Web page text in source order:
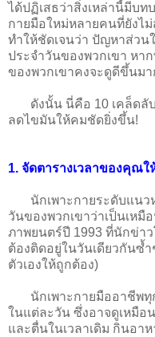
ได้ปฏิเสธว่าสิ่งเหล่านี้มีบท
กายมือใหม่หลายคนที่ยังไ
ทำให้ชัดเจนว่า ปัญหาส่ว
ประจำวันของพวกเขา หา
ของพวกเขาคงจะดูดีขึ้นมา
ดังนั้น นี่คือ 10 เคล็ดลับ
ลดไขมันให้คมชัดยิ่งขึ้น!
1. จัดตารางเวลาของคุณใ
นักเพาะกายระดับแนว
วันของพวกเขาว่าเป็นเหมื
ภาพยนตร์ปี 1993 ที่นักข่าว
ต้องติดอยู่ในวันเดียวกันซ้
ตัวเองให้ถูกต้อง)
นักเพาะกายมืออาชีพทุก
ในแต่ละวัน ซึ่งอาจดูเหมือ
และตื่นในเวลาเดิม กินอา